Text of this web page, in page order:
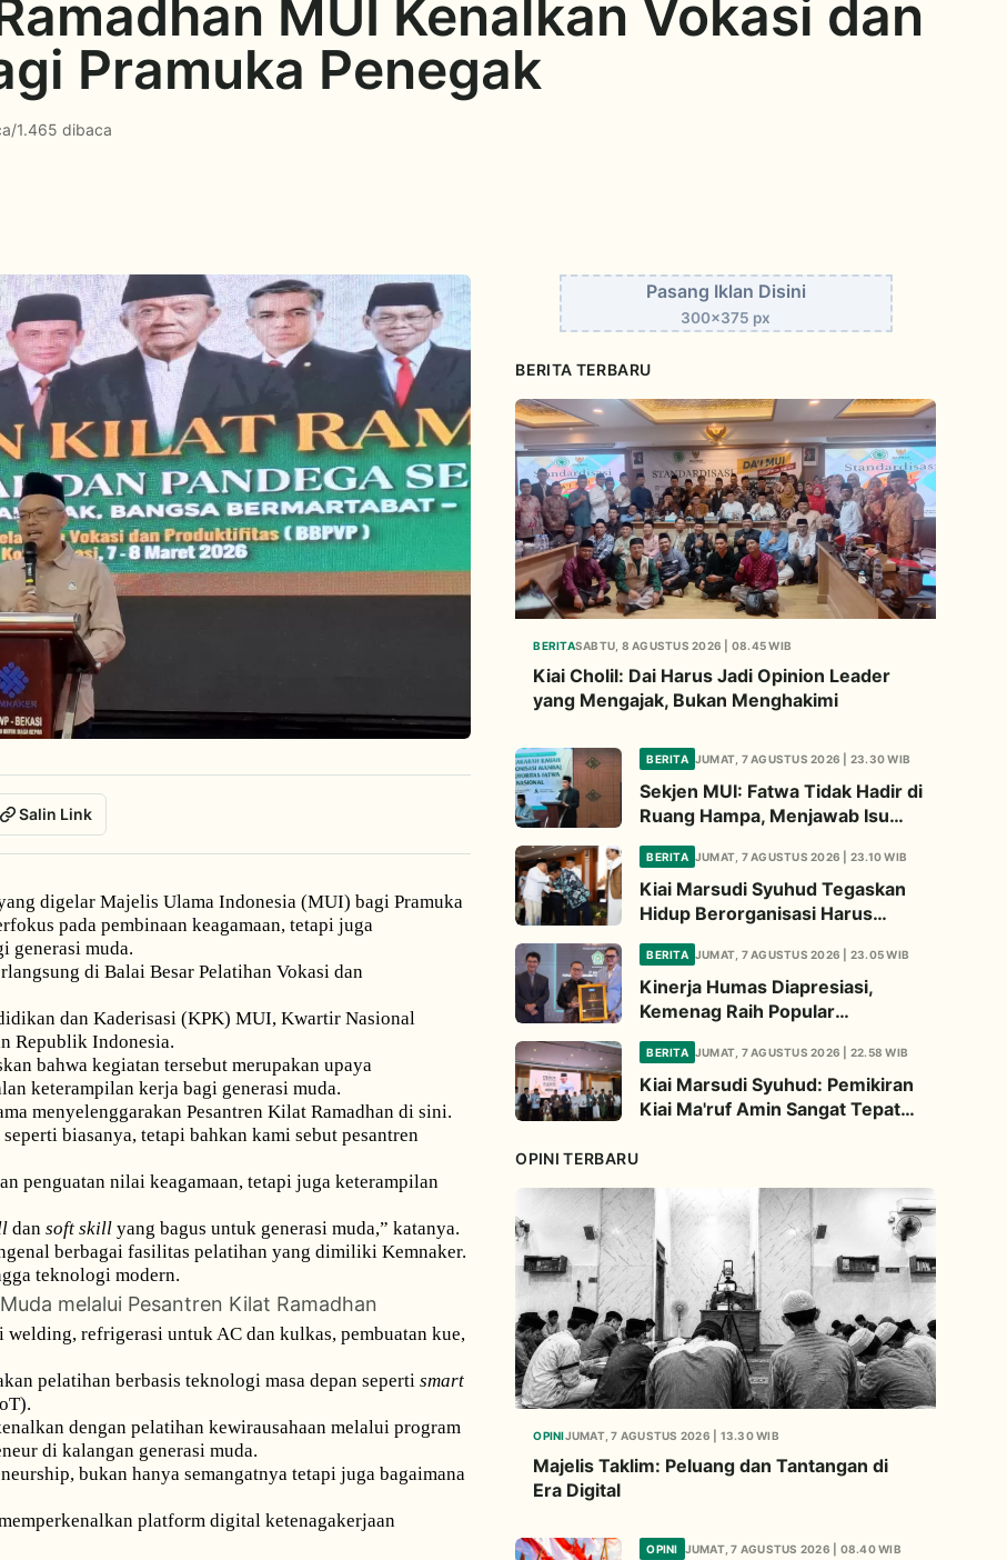
MUI Kenalkan Vokasi dan
Pramuka Penegak
/1.465 dibaca
Salin Link
digelar Majelis Ulama Indonesia (MUI) bagi Pramuka
pada pembinaan keagamaan, tetapi juga
generasi muda.
di Balai Besar Pelatihan Vokasi dan
dan Kaderisasi (KPK) MUI, Kwartir Nasional
Republik Indonesia.
bahwa kegiatan tersebut merupakan upaya
keterampilan kerja bagi generasi muda.
menyelenggarakan Pesantren Kilat Ramadhan di sini.
biasanya, tetapi bahkan kami sebut pesantren
penguatan nilai keagamaan, tetapi juga keterampilan
dan soft skill yang bagus untuk generasi muda,” katanya.
berbagai fasilitas pelatihan yang dimiliki Kemnaker.
teknologi modern.
melalui Pesantren Kilat Ramadhan
refrigerasi untuk AC dan kulkas, pembuatan kue,
pelatihan berbasis teknologi masa depan seperti smart
dengan pelatihan kewirausahaan melalui program
di kalangan generasi muda.
bukan hanya semangatnya tetapi juga bagaimana
platform digital ketenagakerjaan
Pasang Iklan Disini
300x375 px
BERITA TERBARU
BERITASABTU, 8 AGUSTUS 2026 | 08.45 WIB
Kiai Cholil: Dai Harus Jadi Opinion Leader
yang Mengajak, Bukan Menghakimi
BERITA JUMAT, 7 AGUSTUS 2026 | 23.30 WIB
Sekjen MUI: Fatwa Tidak Hadir di
Ruang Hampa, Menjawab Isu
Strategis Bangsa
BERITA JUMAT, 7 AGUSTUS 2026 | 23.10 WIB
Kiai Marsudi Syuhud Tegaskan
Hidup Berorganisasi Harus
Tinggalkan Legacy Amal Saleh
BERITA JUMAT, 7 AGUSTUS 2026 | 23.05 WIB
Kinerja Humas Diapresiasi,
Kemenag Raih Popular
Government Institutions Award
2026
BERITA JUMAT, 7 AGUSTUS 2026 | 22.58 WIB
Kiai Marsudi Syuhud: Pemikiran
Kiai Ma'ruf Amin Sangat Tepat
OPINI TERBARU
OPINIJUMAT, 7 AGUSTUS 2026 | 13.30 WIB
Majelis Taklim: Peluang dan Tantangan di
Era Digital
OPINI JUMAT, 7 AGUSTUS 2026 | 08.40 WIB